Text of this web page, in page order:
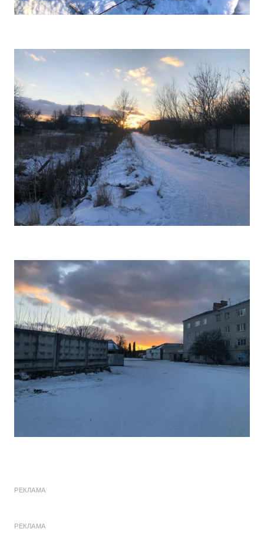
РЕКЛАМА
РЕКЛАМА